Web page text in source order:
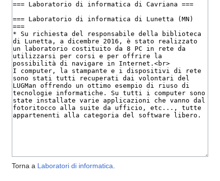
Torna a Laboratori di informatica.